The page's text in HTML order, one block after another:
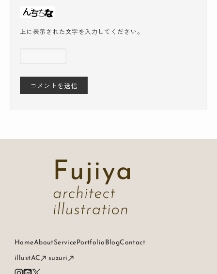
上に表示された文字を入力してください。
HomeAboutServicePortfolio BlogContact
illustAC suzuri